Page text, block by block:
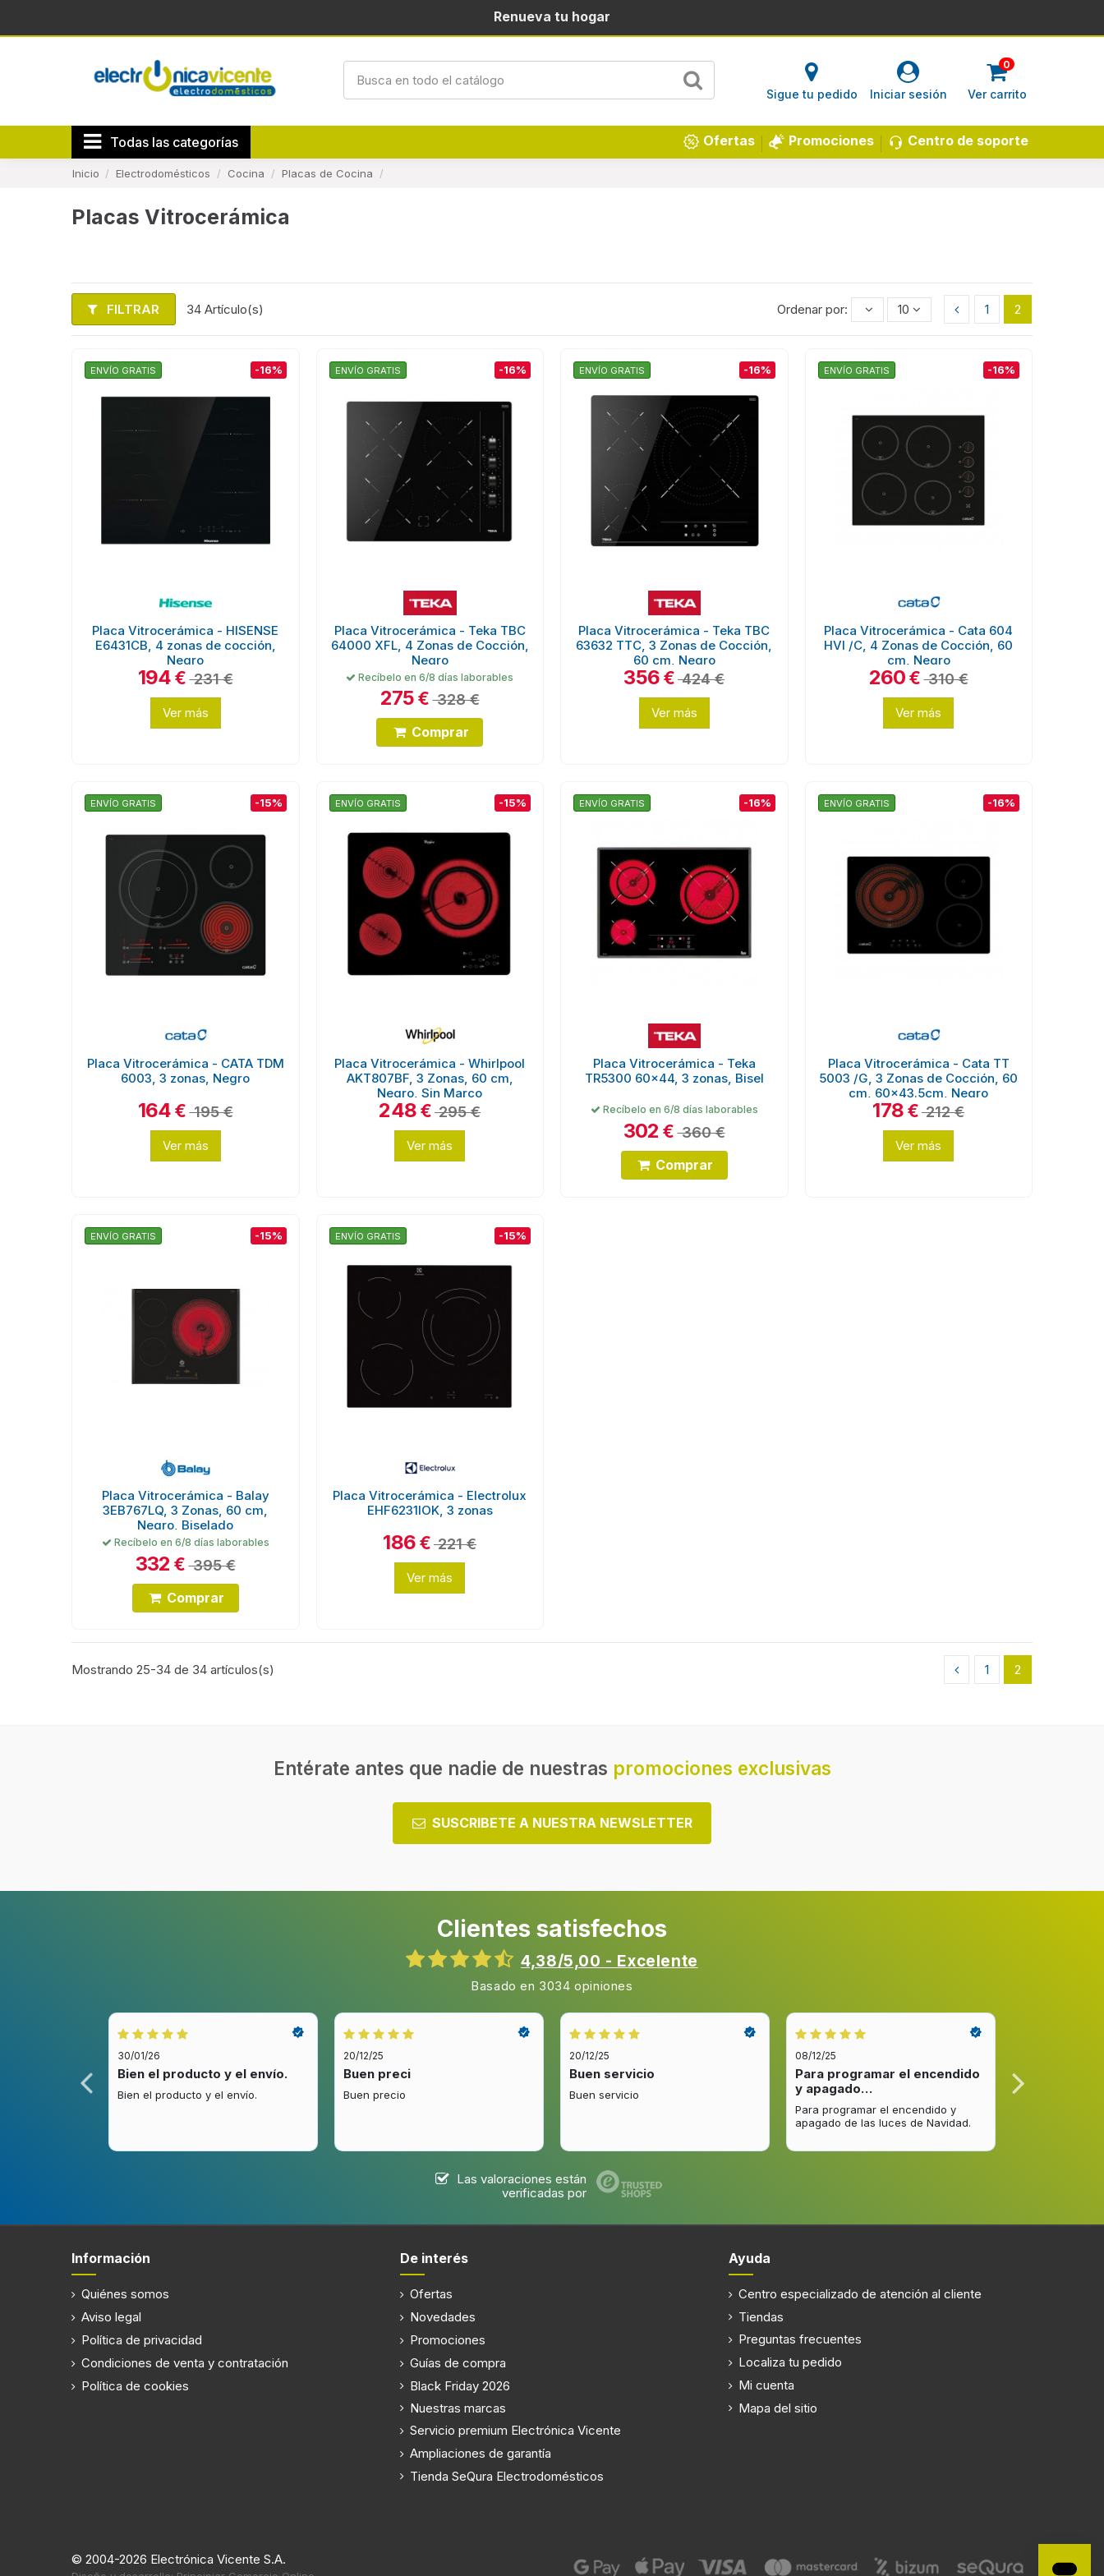
Renueva tu hogar
Sigue tu pedido Iniciar sesión
0
Ver carrito
Todas las categorías Centro de soporte
Promociones
Ofertas
Inicio Electrodomésticos Cocina Placas de Cocina
Placas Vitrocerámica
FILTRAR 34 Artículo(s) Ordenar por: 10 1 2
ENVÍO GRATIS -16%
Placa Vitrocerámica - HISENSE
E6431CB, 4 zonas de cocción,
Negro
194 € 231 €
Ver más
ENVÍO GRATIS -16%
Placa Vitrocerámica - Teka TBC
64000 XFL, 4 Zonas de Cocción,
Negro
Recíbelo en 6/8 días laborables
275 € 328 €
Comprar
ENVÍO GRATIS -16%
Placa Vitrocerámica - Teka TBC
63632 TTC, 3 Zonas de Cocción,
60 cm, Negro
356€424 €
Ver más
ENVÍO GRATIS -16%
Placa Vitrocerámica - Cata 604
HVI /C, 4 Zonas de Cocción, 60
cm, Negro
260 € 310 €
Ver más
ENVÍO GRATIS -15%
Placa Vitrocerámica - CATA TDM
6003, 3 zonas, Negro
164 € 195 €
Ver más
ENVÍO GRATIS -15%
Placa Vitrocerámica - Whirlpool
AKT807BF, 3 Zonas, 60 cm,
Negro, Sin Marco
248€295 €
Ver más
ENVÍO GRATIS -16%
Placa Vitrocerámica - Teka
TR5300 60x44, 3 zonas, Bisel
Recíbelo en 6/8 días laborables
302 € 360 €
Comprar
ENVÍO GRATIS -16%
Placa Vitrocerámica - Cata TT
5003 /G, 3 Zonas de Cocción, 60
cm, 60x43.5cm, Negro
178€212 €
Ver más
ENVÍO GRATIS -15%
Placa Vitrocerámica - Balay
3EB767LQ, 3 Zonas, 60 cm,
Negro, Biselado
Recíbelo en 6/8 días laborables
332 € 395 €
Comprar
ENVÍO GRATIS -15%
Placa Vitrocerámica - Electrolux
EHF6231IOK, 3 zonas
186€221 €
Ver más
Mostrando 25-34 de 34 artículos(s) 1 2
Entérate antes que nadie de nuestras promociones exclusivas
SUSCRIBETE A NUESTRA NEWSLETTER
Clientes satisfechos
4,38/5,00 - Excelente
Basado en 3034 opiniones
30/01/26
Bien el producto y el envío.
Bien el producto y el envío.
20/12/25
Buen preci
Buen precio
20/12/25
Buen servicio
Buen servicio
08/12/25
Para programar el encendido
y apagado…
Para programar el encendido y
apagado de las luces de Navidad.
venta y…
Las valoraciones están
verificadas por
Información
Quiénes somos
Aviso legal
Política de privacidad
Condiciones de venta y contratación
Política de cookies
De interés
Ofertas
Novedades
Promociones
Guías de compra
Black Friday 2026
Nuestras marcas
Servicio premium Electrónica Vicente
Ampliaciones de garantía
Tienda SeQura Electrodomésticos
Ayuda
Centro especializado de atención al cliente
Tiendas
Preguntas frecuentes
Localiza tu pedido
Mi cuenta
Mapa del sitio
© 2004-2026 Electrónica Vicente S.A.